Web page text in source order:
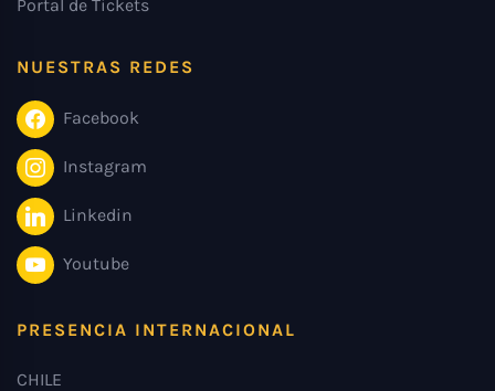
Portal de Tickets
NUESTRAS REDES
Facebook
Instagram
Linkedin
Youtube
PRESENCIA INTERNACIONAL
CHILE